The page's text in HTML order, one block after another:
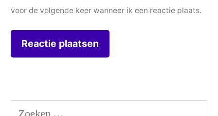
voor de volgende keer wanneer ik een reactie plaats.
Zoeken